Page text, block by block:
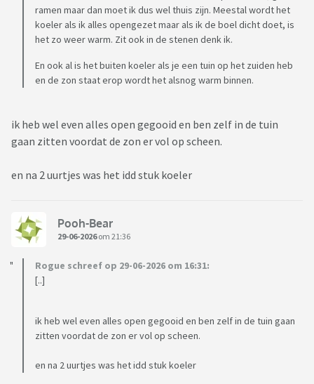
ramen maar dan moet ik dus wel thuis zijn. Meestal wordt het
koeler als ik alles opengezet maar als ik de boel dicht doet, is
het zo weer warm. Zit ook in de stenen denk ik.
En ook al is het buiten koeler als je een tuin op het zuiden heb
en de zon staat erop wordt het alsnog warm binnen.
ik heb wel even alles open gegooid en ben zelf in de tuin
gaan zitten voordat de zon er vol op scheen.
en na 2 uurtjes was het idd stuk koeler
Pooh-Bear
29-06-2026om 21:36
Rogue schreef op 29-06-2026 om 16:31:
[..]
ik heb wel even alles open gegooid en ben zelf in de tuin gaan
zitten voordat de zon er vol op scheen.
en na 2 uurtjes was het idd stuk koeler